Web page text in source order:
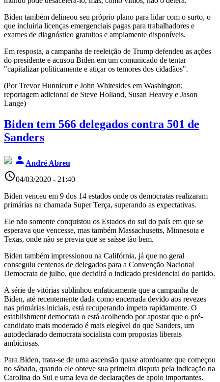
Biden também delineou seu próprio plano para lidar com o surto, o
que incluiria licenças emergenciais pagas para trabalhadores e
exames de diagnóstico gratuitos e amplamente disponíveis.
Em resposta, a campanha de reeleição de Trump defendeu as ações
do presidente e acusou Biden em um comunicado de tentar
"capitalizar politicamente e atiçar os temores dos cidadãos".
(Por Trevor Hunnicutt e John Whitesides em Washington;
reportagem adicional de Steve Holland, Susan Heavey e Jason
Lange)
Biden tem 566 delegados contra 501 de
Sanders
person André Abreu
access_time04/03/2020 - 21:40
Biden venceu em 9 dos 14 estados onde os democratas realizaram
primárias na chamada Super Terça, superando as expectativas.
Ele não somente conquistou os Estados do sul do país em que se
esperava que vencesse, mas também Massachusetts, Minnesota e
Texas, onde não se previa que se saísse tão bem.
Biden também impressionou na Califórnia, já que no geral
conseguiu centenas de delegados para a Convenção Nacional
Democrata de julho, que decidirá o indicado presidencial do partido.
A série de vitórias sublinhou enfaticamente que a campanha de
Biden, até recentemente dada como encerrada devido aos revezes
nas primárias iniciais, está recuperando ímpeto rapidamente. O
establishment democrata o está acolhendo por apostar que o pré-
candidato mais moderado é mais elegível do que Sanders, um
autodeclarado democrata socialista com propostas liberais
ambiciosas.
Para Biden, trata-se de uma ascensão quase atordoante que começou
no sábado, quando ele obteve sua primeira disputa pela indicação na
Carolina do Sul e uma leva de declarações de apoio importantes.